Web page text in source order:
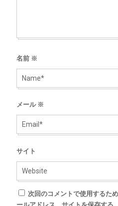
名前 ※
メール ※
サイト
次回のコメントで使用するた